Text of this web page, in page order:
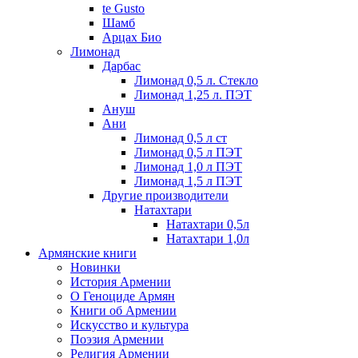
te Gusto
Шамб
Арцах Био
Лимонад
Дарбас
Лимонад 0,5 л. Стекло
Лимонад 1,25 л. ПЭТ
Ануш
Ани
Лимонад 0,5 л ст
Лимонад 0,5 л ПЭТ
Лимонад 1,0 л ПЭТ
Лимонад 1,5 л ПЭТ
Другие производители
Натахтари
Натахтари 0,5л
Натахтари 1,0л
Армянские книги
Новинки
История Армении
О Геноциде Армян
Книги об Армении
Иcкусство и культура
Поэзия Армении
Религия Армении